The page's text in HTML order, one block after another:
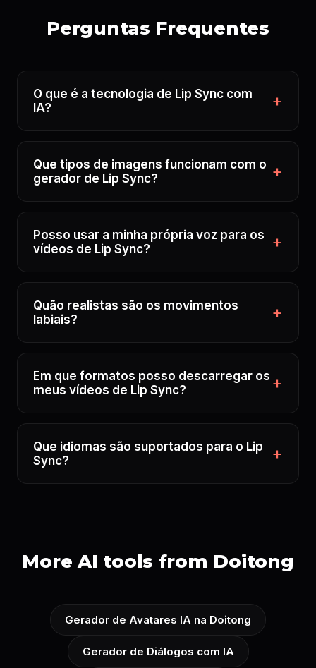
Perguntas Frequentes
O que é a tecnologia de Lip Sync com
IA?
Que tipos de imagens funcionam com o
gerador de Lip Sync?
Posso usar a minha própria voz para os
vídeos de Lip Sync?
Quão realistas são os movimentos
labiais?
Em que formatos posso descarregar os
meus vídeos de Lip Sync?
Que idiomas são suportados para o Lip
Sync?
More AI tools from Doitong
Gerador de Avatares IA na Doitong
Gerador de Diálogos com IA